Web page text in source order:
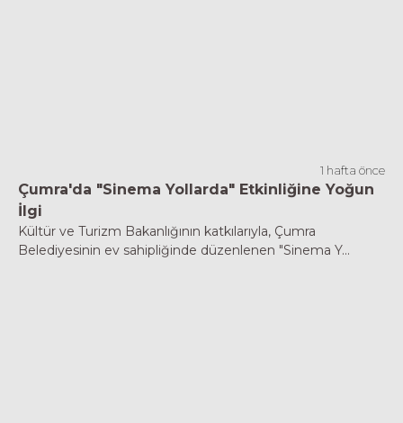
1 hafta önce
Çumra'da "Sinema Yollarda" Etkinliğine Yoğun
İlgi
Kültür ve Turizm Bakanlığının katkılarıyla, Çumra
Belediyesinin ev sahipliğinde düzenlenen "Sinema Y...